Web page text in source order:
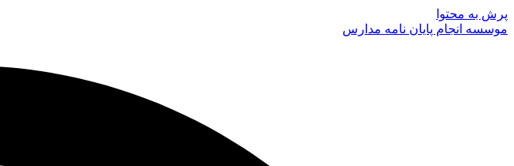
پرش به محتوا
موسسه انجام پایان نامه مدارس